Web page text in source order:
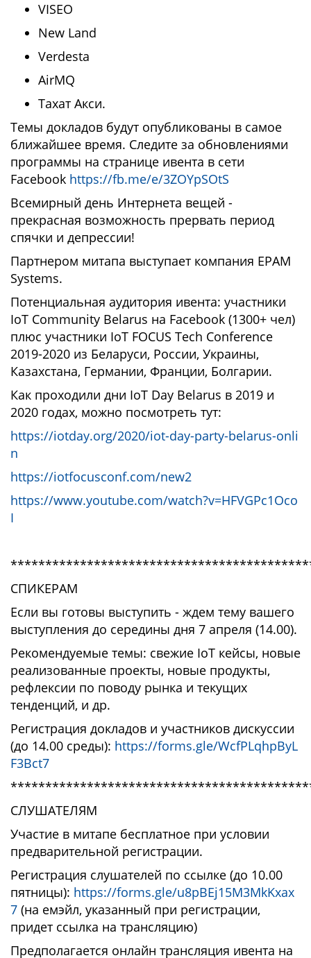
VISEO
New Land
Verdesta
AirMQ
Тахат Акси.
Темы докладов будут опубликованы в самое
ближайшее время. Следите за обновлениями
программы на странице ивента в сети
Facebook https://fb.me/e/3ZOYpSOtS
Всемирный день Интернета вещей -
прекрасная возможность прервать период
спячки и депрессии!
Партнером митапа выступает компания EPAM
Systems.
Потенциальная аудитория ивента: участники
IoT Community Belarus на Facebook (1300+ чел)
плюс участники IoT FOCUS Tech Conference
2019-2020 из Беларуси, России, Украины,
Казахстана, Германии, Франции, Болгарии.
Как проходили дни IoT Day Belarus в 2019 и
2020 годах, можно посмотреть тут:
https://iotday.org/2020/iot-day-party-belarus-onli
n
https://iotfocusconf.com/new2
https://www.youtube.com/watch?v=HFVGPc1Oco
I
СПИКЕРАМ
Если вы готовы выступить - ждем тему вашего
выступления до середины дня 7 апреля (14.00).
Рекомендуемые темы: свежие IoT кейсы, новые
реализованные проекты, новые продукты,
рефлексии по поводу рынка и текущих
тенденций, и др.
Регистрация докладов и участников дискуссии
(до 14.00 среды): https://forms.gle/WcfPLqhpByL
F3Bct7
СЛУШАТЕЛЯМ
Участие в митапе бесплатное при условии
предварительной регистрации.
Регистрация слушателей по ссылке (до 10.00
пятницы): https://forms.gle/u8pBEj15M3MkKxax
7 (на емэйл, указанный при регистрации,
придет ссылка на трансляцию)
Предполагается онлайн трансляция ивента на